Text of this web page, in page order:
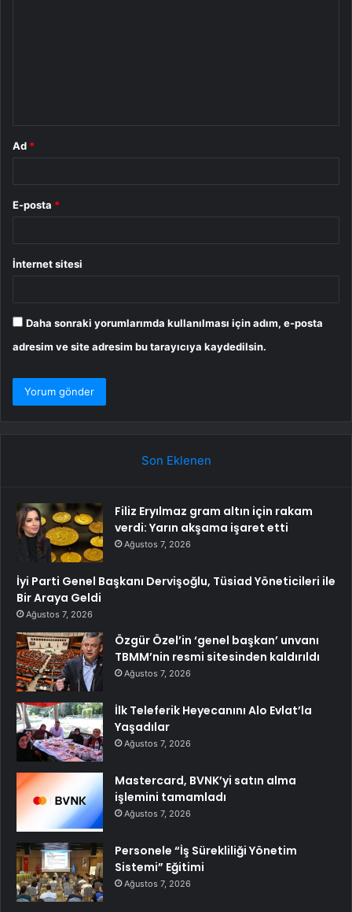
Ad *
E-posta *
İnternet sitesi
Daha sonraki yorumlarımda kullanılması için adım, e-posta
adresim ve site adresim bu tarayıcıya kaydedilsin.
Son Eklenen
Filiz Eryılmaz gram altın için rakam
verdi: Yarın akşama işaret etti
Ağustos 7, 2026
İyi Parti Genel Başkanı Dervişoğlu, Tüsiad Yöneticileri ile
Bir Araya Geldi
Ağustos 7, 2026
Özgür Özel’in ‘genel başkan’ unvanı
TBMM’nin resmi sitesinden kaldırıldı
Ağustos 7, 2026
İlk Teleferik Heyecanını Alo Evlat’la
Yaşadılar
Ağustos 7, 2026
Mastercard, BVNK’yi satın alma
işlemini tamamladı
Ağustos 7, 2026
Personele “İş Sürekliliği Yönetim
Sistemi” Eğitimi
Ağustos 7, 2026